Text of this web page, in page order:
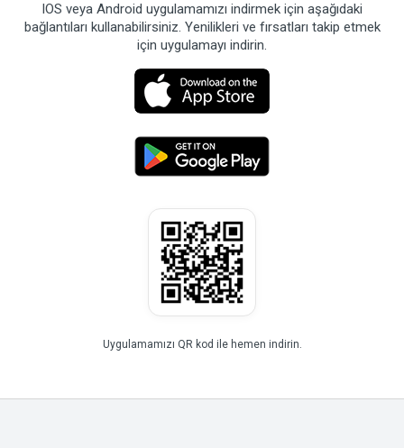
IOS veya Android uygulamamızı indirmek için aşağıdaki
bağlantıları kullanabilirsiniz. Yenilikleri ve fırsatları takip etmek
için uygulamayı indirin.
Uygulamamızı QR kod ile hemen indirin.